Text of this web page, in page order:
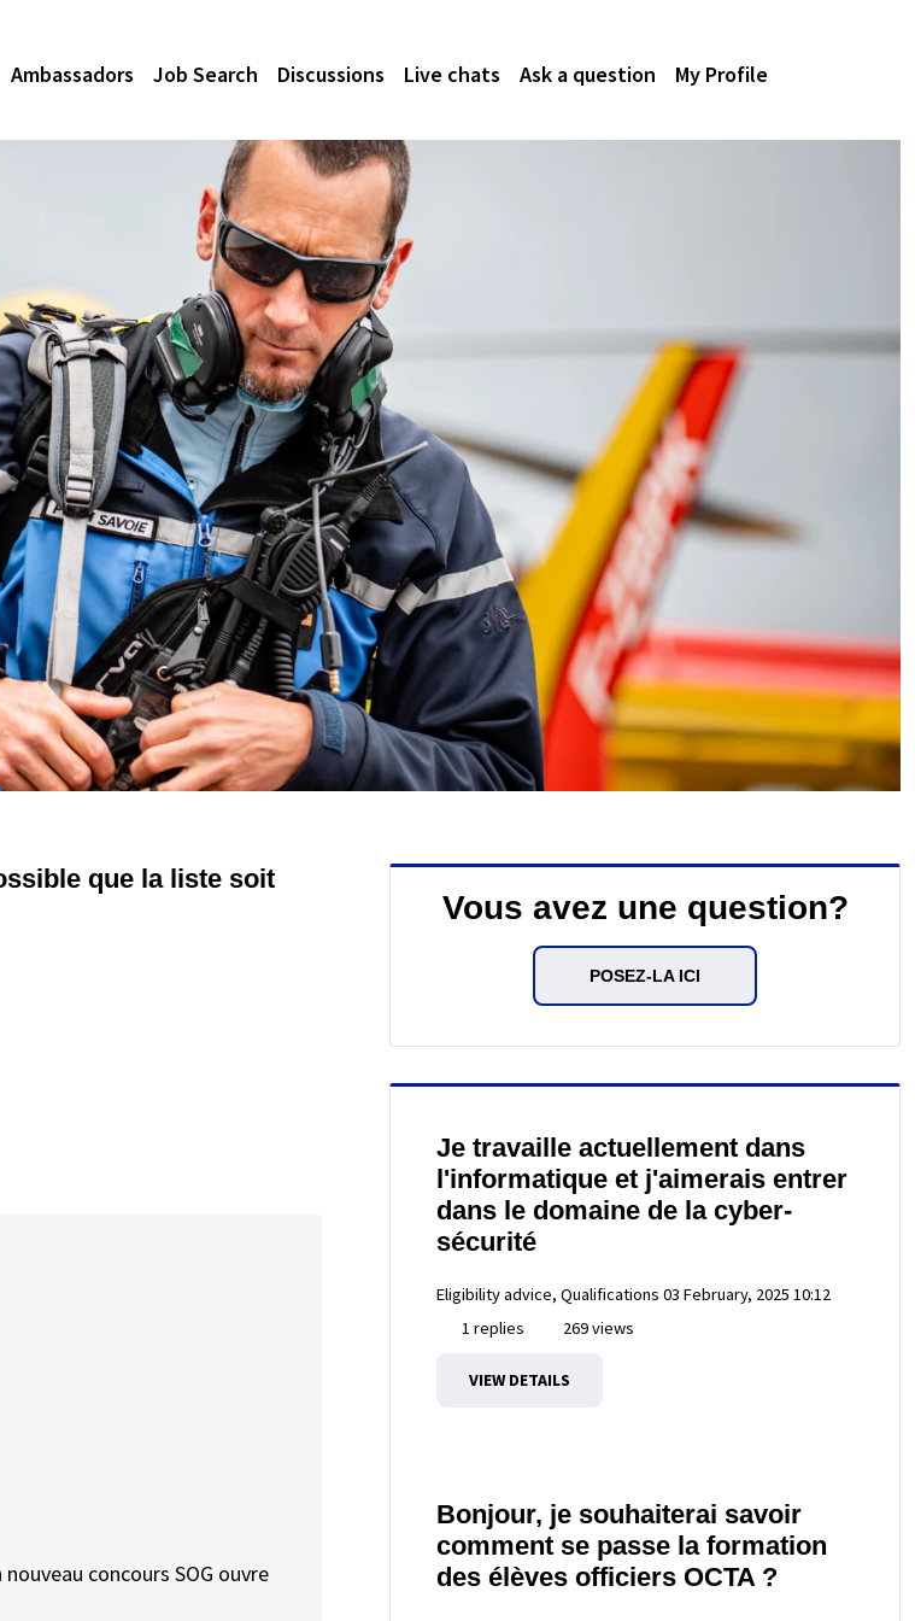
Ambassadors Job Search Discussions Live chats Ask a question My Profile
que la liste soit
concours SOG ouvre
Vous avez une question?
POSEZ-LA ICI
Je travaille actuellement dans
l'informatique et j'aimerais entrer
dans le domaine de la cyber-
sécurité
Eligibility advice, Qualifications 03 February, 2025 10:12
1 replies
269 views
VIEW DETAILS
Bonjour, je souhaiterai savoir
comment se passe la formation
des élèves officiers OCTA ?